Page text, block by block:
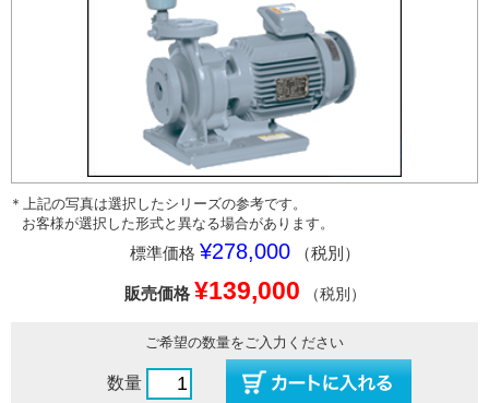
＊上記の写真は選択したシリーズの参考です。
お客様が選択した形式と異なる場合があります。
標準価格 ¥278,000 （税別）
販売価格 ¥139,000 （税別）
ご希望の数量をご入力ください
数量